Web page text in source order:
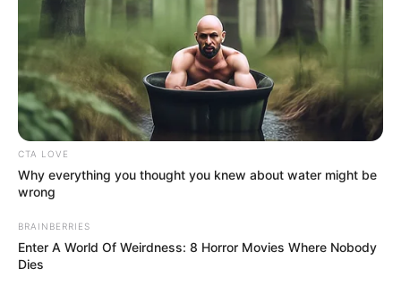
CTA LOVE
Why everything you thought you knew about water might be
wrong
BRAINBERRIES
Enter A World Of Weirdness: 8 Horror Movies Where Nobody
Dies